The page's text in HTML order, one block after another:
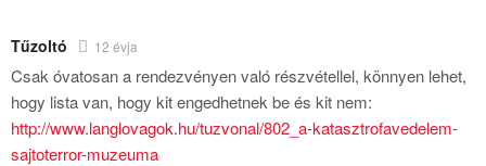
Tűzoltó 12 évja
Csak óvatosan a rendezvényen való részvétellel, könnyen lehet,
hogy lista van, hogy kit engedhetnek be és kit nem:
http://www.langlovagok.hu/tuzvonal/802_a-katasztrofavedelem-
sajtoterror-muzeuma